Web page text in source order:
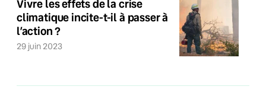
Vivre les effets de la crise
climatique incite-t-il à passer à
l’action ?
29 juin 2023